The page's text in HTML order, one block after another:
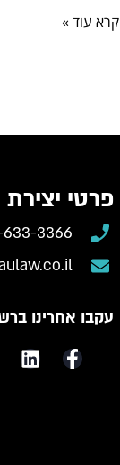
קרא עוד »
פרטי
3366
עקבו אחרינו